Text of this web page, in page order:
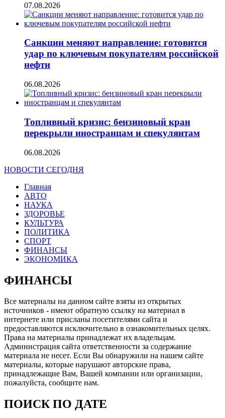
07.08.2026
Санкции меняют направление: готовится
удар по ключевым покупателям российской
нефти
06.08.2026
Топливный кризис: бензиновый кран
перекрыли иностранцам и спекулянтам
06.08.2026
НОВОСТИ СЕГОДНЯ
Главная
АВТО
НАУКА
ЗДОРОВЬЕ
КУЛЬТУРА
ПОЛИТИКА
СПОРТ
ФИНАНСЫ
ЭКОНОМИКА
ФИНАНСЫ
Все материалы на данном сайте взяты из открытых
источников - имеют обратную ссылку на материал в
интернете или присланы посетителями сайта и
предоставляются исключительно в ознакомительных целях.
Права на материалы принадлежат их владельцам.
Администрация сайта ответственности за содержание
материала не несет. Если Вы обнаружили на нашем сайте
материалы, которые нарушают авторские права,
принадлежащие Вам, Вашей компании или организации,
пожалуйста, сообщите нам.
ПОИСК ПО ДАТЕ